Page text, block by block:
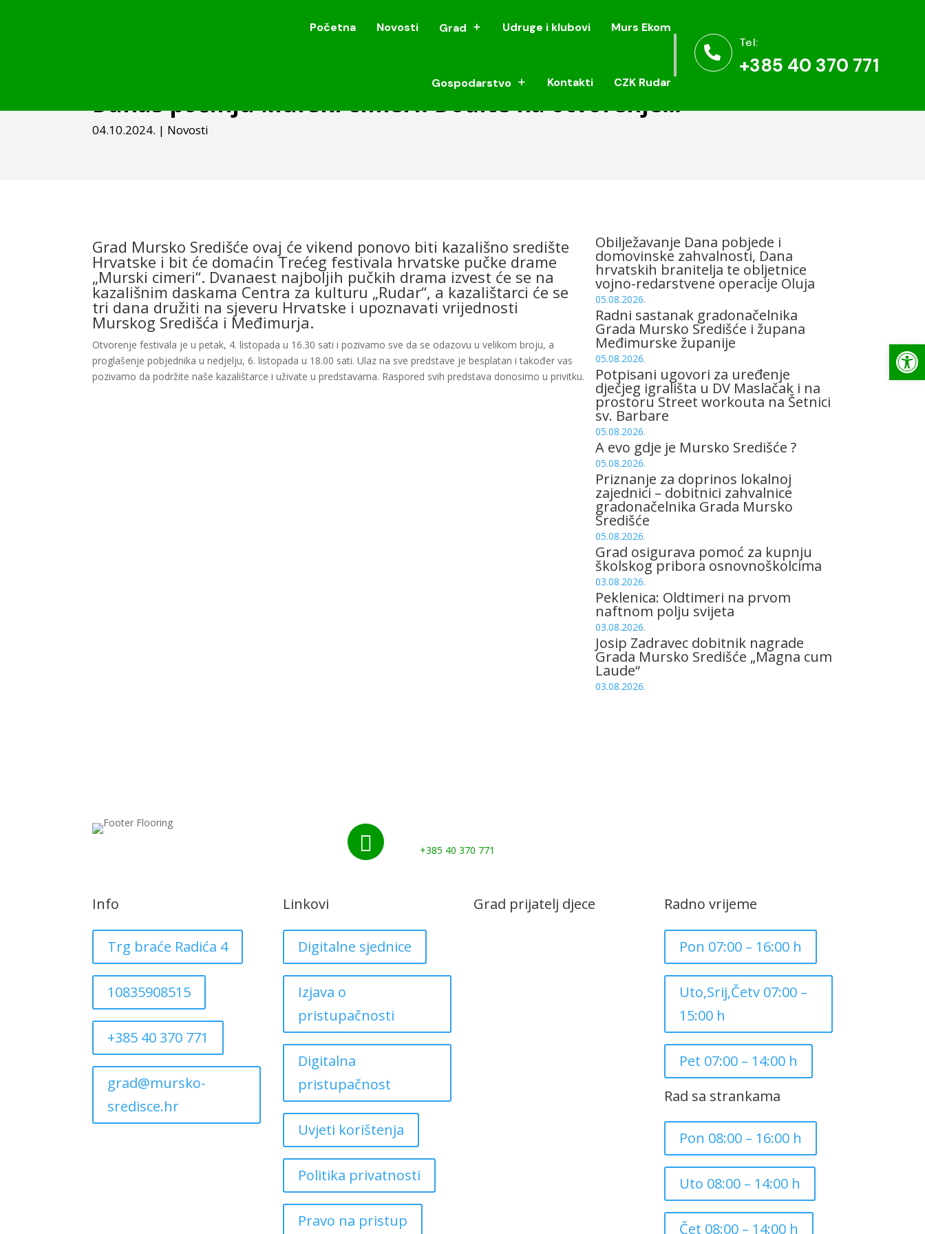
Početna Novosti Grad Udruge i klubovi Murs Ekom
Gospodarstvo Kontakti CZK Rudar

Tel:
+385 40 370 771
Početna Novosti Grad Udruge i klubovi Murs Ekom
Gospodarstvo Kontakti CZK Rudar

Tel:
+385 40 370 771
Danas počinju Murski cimeri! Dođite na otvorenje…
04.10.2024. | Novosti
Grad Mursko Središće ovaj će vikend ponovo biti kazališno središte
Hrvatske i bit će domaćin Trećeg festivala hrvatske pučke drame
„Murski cimeri“. Dvanaest najboljih pučkih drama izvest će se na
kazališnim daskama Centra za kulturu „Rudar“, a kazalištarci će se
tri dana družiti na sjeveru Hrvatske i upoznavati vrijednosti
Murskog Središća i Međimurja.
Otvorenje festivala je u petak, 4. listopada u 16.30 sati i pozivamo sve da se odazovu u velikom broju, a
proglašenje pobjednika u nedjelju, 6. listopada u 18.00 sati. Ulaz na sve predstave je besplatan i također vas
pozivamo da podržite naše kazalištarce i uživate u predstavama. Raspored svih predstava donosimo u privitku.
Obilježavanje Dana pobjede i
domovinske zahvalnosti, Dana
hrvatskih branitelja te obljetnice
vojno-redarstvene operacije Oluja
05.08.2026.
Radni sastanak gradonačelnika
Grada Mursko Središće i župana
Međimurske županije
05.08.2026.
Potpisani ugovori za uređenje
dječjeg igrališta u DV Maslačak i na
prostoru Street workouta na Šetnici
sv. Barbare
05.08.2026.
A evo gdje je Mursko Središće ?
05.08.2026.
Priznanje za doprinos lokalnoj
zajednici – dobitnici zahvalnice
gradonačelnika Grada Mursko
Središće
05.08.2026.
Grad osigurava pomoć za kupnju
školskog pribora osnovnoškolcima
03.08.2026.
Peklenica: Oldtimeri na prvom
naftnom polju svijeta
03.08.2026.
Josip Zadravec dobitnik nagrade
Grada Mursko Središće „Magna cum
Laude“
03.08.2026.
 +385 40 370 771
Info
Trg braće Radića 4
10835908515
+385 40 370 771
grad@mursko-
sredisce.hr
Linkovi
Digitalne sjednice
Izjava o
pristupačnosti
Digitalna
pristupačnost
Uvjeti korištenja
Politika privatnosti
Pravo na pristup
Grad prijatelj djece Radno vrijeme
Pon 07:00 – 16:00 h
Uto,Srij,Četv 07:00 –
15:00 h
Pet 07:00 – 14:00 h
Rad sa strankama
Pon 08:00 – 16:00 h
Uto 08:00 – 14:00 h
Čet 08:00 – 14:00 h